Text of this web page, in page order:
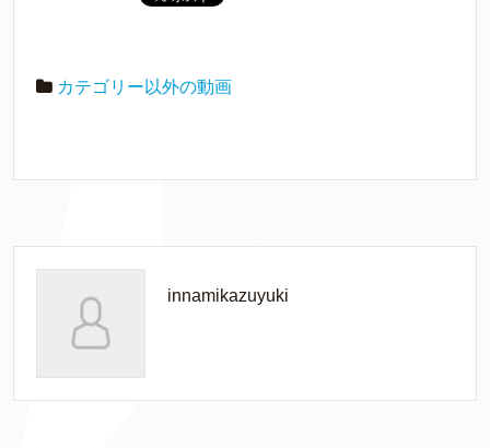
カテゴリー以外の動画
innamikazuyuki